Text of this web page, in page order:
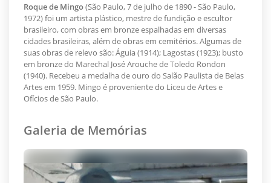
Roque de Mingo(São Paulo, 7 de julho de 1890 - São Paulo,
1972) foi um artista plástico, mestre de fundição e escultor
brasileiro, com obras em bronze espalhadas em diversas
cidades brasileiras, além de obras em cemitérios. Algumas de
suas obras de relevo são: Águia (1914); Lagostas (1923); busto
em bronze do Marechal José Arouche de Toledo Rondon
(1940). Recebeu a medalha de ouro do Salão Paulista de Belas
Artes em 1959. Mingo é proveniente do Liceu de Artes e
Ofícios de São Paulo.
Galeria de Memórias